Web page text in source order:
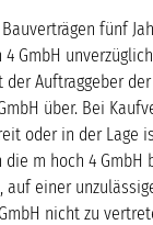
fünf
GmbH
Auftraggeber
über. Bei
oder in der Lage
m hoch 4
einer
nicht zu